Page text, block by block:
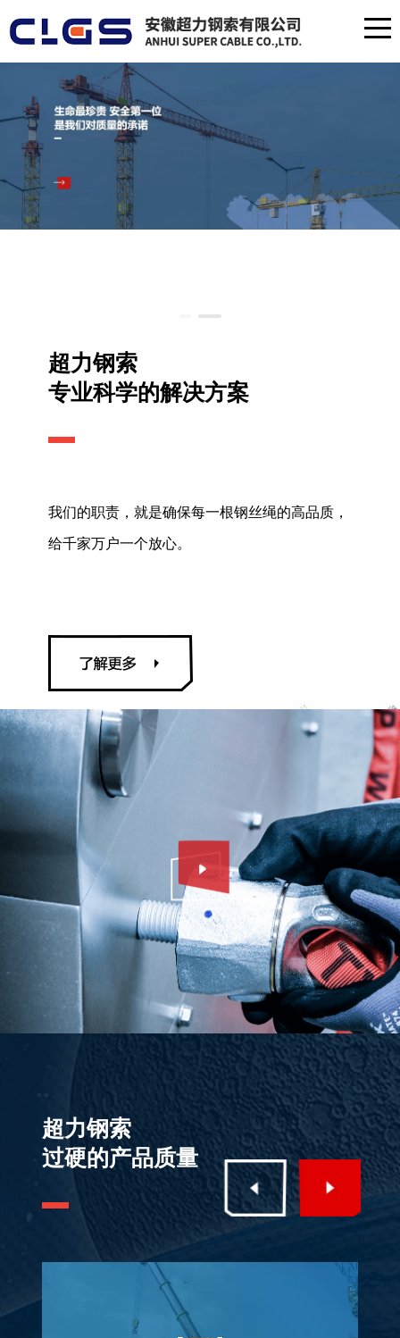
超力钢索
专业科学的解决方案
我们的职责，就是确保每一根钢丝绳的高品质，
给千家万户一个放心。
超力钢索
过硬的产品质量